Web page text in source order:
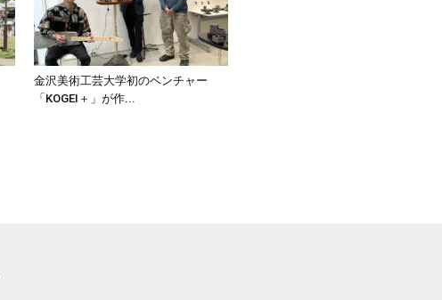
金沢美術工芸大学初のベンチャー
「KOGEI＋」が作...